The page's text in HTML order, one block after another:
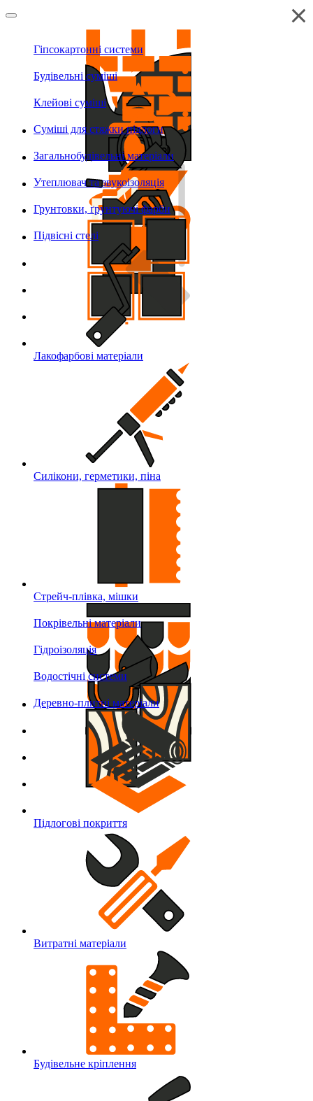
Гіпсокартонні системи
Будівельні суміші
Клейові суміші
Суміші для стяжки підлоги
Загальнобудівельні матеріали
Утеплювач та звукоізоляція
Грунтовки, ґрунтуючі фарби
Підвісні стелі
Лакофарбові матеріали
Силікони, герметики, піна
Стрейч-плівка, мішки
Покрівельні матеріали
Гідроізоляція
Водостічні системи
Деревно-плитні матеріали
Підлогові покриття
Витратні матеріали
Будівельне кріплення